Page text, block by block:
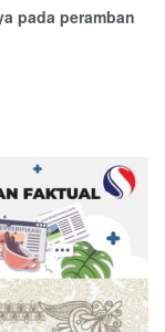
pada peramban